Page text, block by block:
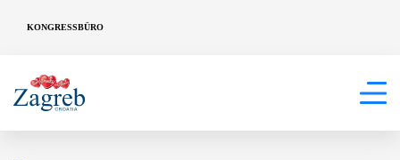
KONGRESSBÜRO